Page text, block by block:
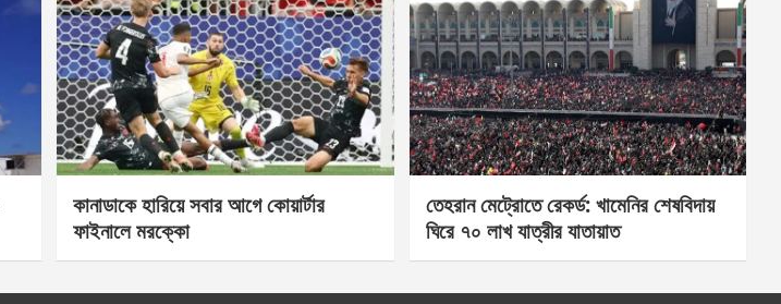
কানাডাকে হারিয়ে সবার আগে কোয়ার্টার
ফাইনালে মরক্কো
তেহরান মেট্রোতে রেকর্ড: খামেনির শেষবিদায়
ঘিরে ৭০ লাখ যাত্রীর যাতায়াত